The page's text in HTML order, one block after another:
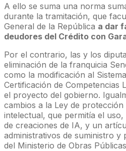
A ello se suma una norma
durante la tramitación, que
General de la República a dar
deudores del Crédito con
Por el contrario, las y los
eliminación de la franquicia
como la modificación al
Certificación de Competencias
el proyecto del gobierno.
cambios a la Ley de protección
intelectual, que permitía el
de creaciones de IA, y un
administrativos de suministro y
del Ministerio de Obras